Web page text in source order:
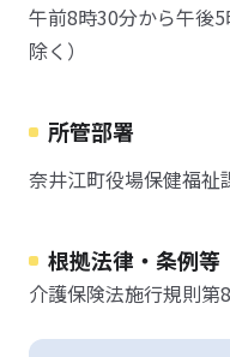
午前8時30分から午後
除く）
所管部署
奈井江町役場保健福祉
根拠法律・条例等
介護保険法施行規則第